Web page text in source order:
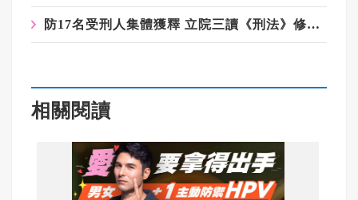
防17名受刑人集體獲釋 立院三讀《刑法》修正案
相關閱讀